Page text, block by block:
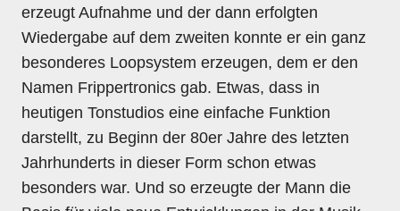
erzeugt Aufnahme und der dann erfolgten
Wiedergabe auf dem zweiten konnte er ein ganz
besonderes Loopsystem erzeugen, dem er den
Namen Frippertronics gab. Etwas, dass in
heutigen Tonstudios eine einfache Funktion
darstellt, zu Beginn der 80er Jahre des letzten
Jahrhunderts in dieser Form schon etwas
besonders war. Und so erzeugte der Mann die